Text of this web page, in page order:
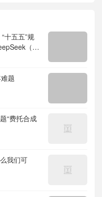
十五五”规
（深
经济、育
题
“费托合成
我们可